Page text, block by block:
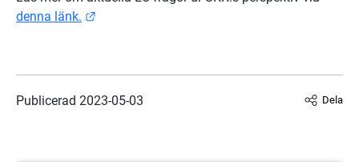
denna länk.
Publicerad 2023-05-03 Dela